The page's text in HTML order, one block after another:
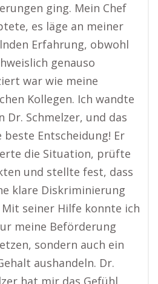
ging. Mein Chef
es läge an meiner
Erfahrung, obwohl
genauso
war wie meine
Kollegen. Ich wandte
Dr. Schmelzer, und das
beste Entscheidung! Er
die Situation, prüfte
und stellte fest, dass
klare Diskriminierung
seiner Hilfe konnte ich
meine Beförderung
sondern auch ein
aushandeln. Dr.
hat mir das Gefühl